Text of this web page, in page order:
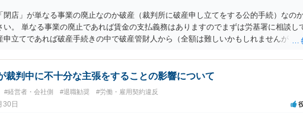
閉店」が単なる事業の廃止なのか破産（裁判所に破産申し立てをする公的手続）なの
い。 単なる事業の廃止であれば賃金の支払義務はありますのでまずは労基署に相談し
申立てであれば破産手続きの中で破産管財人から（全額は難しいかもしれませんが）
立行政法人労働者健康安全機構 」という公的機関が未払賃金の立替事業を行っていま
構の＜未払賃金立替払相談コーナー＞ TEL 044-431-8663 相談時間：土日祝日を除く
裁判中に不十分な主張をすることの影響について
#経営者・会社側 #退職勧奨 #労働・雇用契約違反
30日